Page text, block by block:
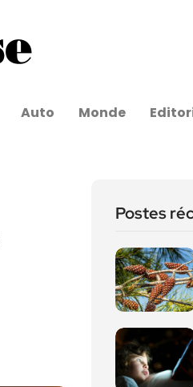
Auto Monde
Postes